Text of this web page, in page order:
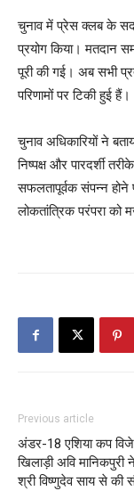
चुनाव में प्रेस क्लब के
प्रयोग किया। मतदान
पूरी की गई। अब सभी
परिणामों पर टिकी हुई हैं।
चुनाव अधिकारियों ने
निष्पक्ष और पारदर्शी
सफलतापूर्वक संपन्न
लोकतांत्रिक परंपरा को
Previous article
अंडर-18 एशिया कप
खिलाड़ी अवि मानिकपुरी
श्री विष्णुदेव साय से की